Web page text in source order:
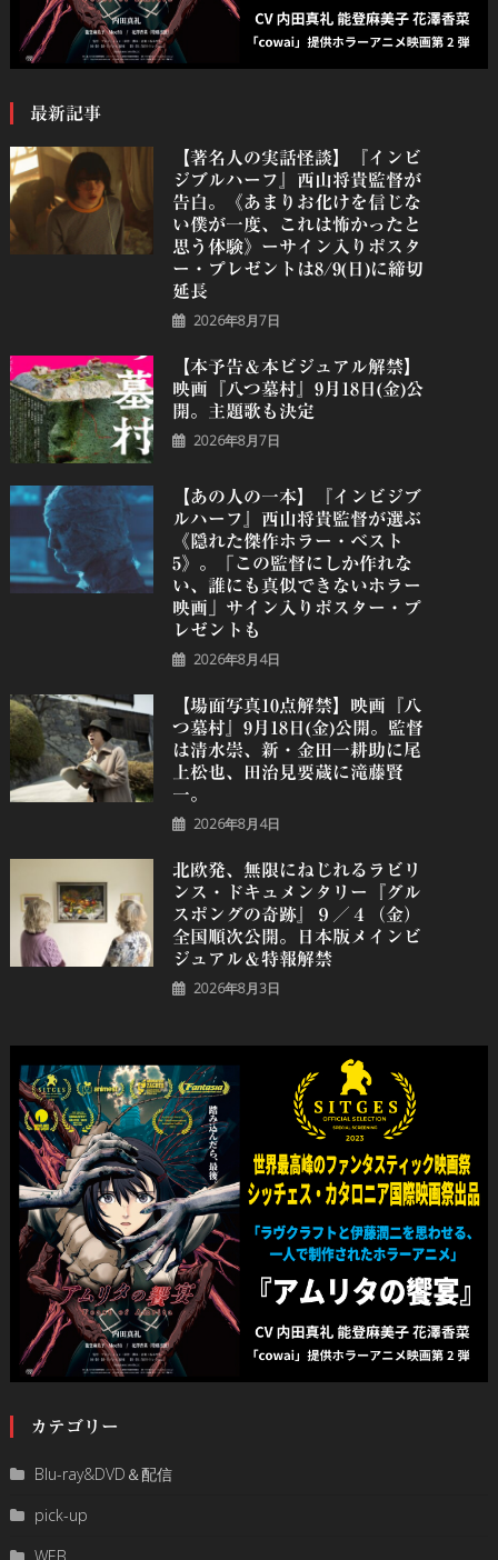
最新記事
【著名人の実話怪談】『インビ
ジブルハーフ』⻄⼭将貴監督が
告白。《あまりお化けを信じな
い僕が一度、これは怖かったと
思う体験》ーサイン入りポスタ
ー・プレゼントは8/9(日)に締切
延長
2026年8月7日
【本予告＆本ビジュアル解禁】
映画『八つ墓村』9月18日(金)公
開。主題歌も決定
2026年8月7日
【あの人の一本】『インビジブ
ルハーフ』⻄⼭将貴監督が選ぶ
《隠れた傑作ホラー・ベスト
5》。「この監督にしか作れな
い、誰にも真似できないホラー
映画」サイン入りポスター・プ
レゼントも
2026年8月4日
【場面写真10点解禁】映画『八
つ墓村』9月18日(金)公開。監督
は清水崇、新・金田一耕助に尾
上松也、田治見要蔵に滝藤賢
一。
2026年8月4日
北欧発、無限にねじれるラビリ
ンス・ドキュメンタリー『グル
スポングの奇跡』９／４（金）
全国順次公開。日本版メインビ
ジュアル＆特報解禁
2026年8月3日
カテゴリー
Blu-ray&DVD＆配信
pick-up